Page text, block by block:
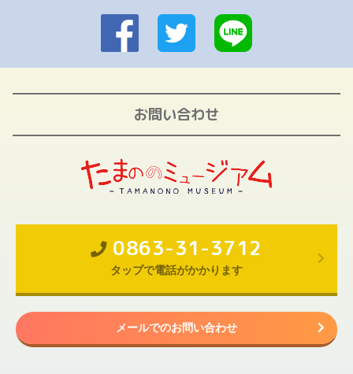
お問い合わせ
0863-31-3712
タップで電話がかかります
メールでのお問い合わせ